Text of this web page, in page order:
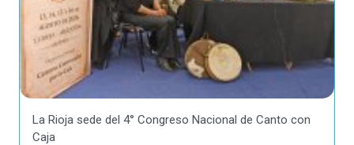
La Rioja sede del 4° Congreso Nacional de Canto con
Caja